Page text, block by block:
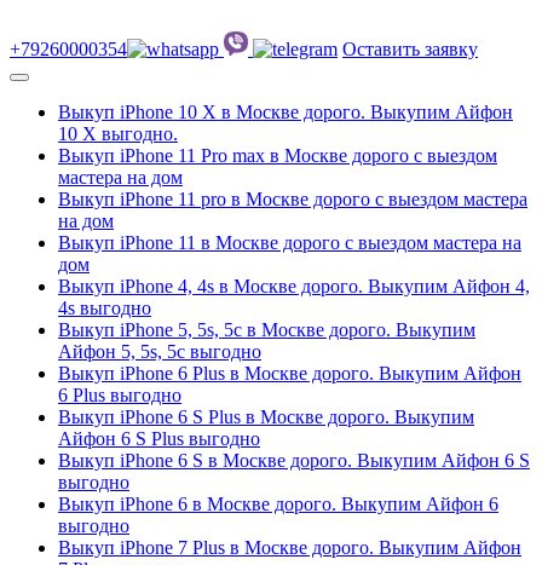
+79260000354 Оставить заявку
Выкуп iPhone 10 Х в Москве дорого. Выкупим Айфон
10 Х выгодно.
Выкуп iPhone 11 Pro max в Москве дорого с выездом
мастера на дом
Выкуп iPhone 11 pro в Москве дорого с выездом мастера
на дом
Выкуп iPhone 11 в Москве дорого с выездом мастера на
дом
Выкуп iPhone 4, 4s в Москве дорого. Выкупим Айфон 4,
4s выгодно
Выкуп iPhone 5, 5s, 5c в Москве дорого. Выкупим
Айфон 5, 5s, 5c выгодно
Выкуп iPhone 6 Plus в Москве дорого. Выкупим Айфон
6 Plus выгодно
Выкуп iPhone 6 S Plus в Москве дорого. Выкупим
Айфон 6 S Plus выгодно
Выкуп iPhone 6 S в Москве дорого. Выкупим Айфон 6 S
выгодно
Выкуп iPhone 6 в Москве дорого. Выкупим Айфон 6
выгодно
Выкуп iPhone 7 Plus в Москве дорого. Выкупим Айфон